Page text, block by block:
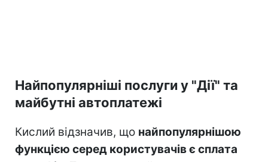
Найпопулярніші послуги у "Дії" та
майбутні автоплатежі
Кислий відзначив, що найпопулярнішою
функцією серед користувачів є сплата